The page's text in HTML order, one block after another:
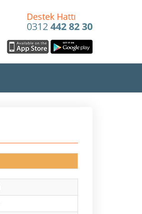
Destek Hattı
0312442 82 30